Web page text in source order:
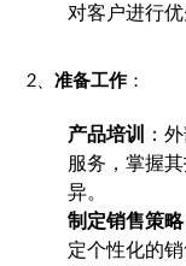
对客户进行
2、准备工作 ：
产品培训 ：
服务，掌握
异。
制定销售策略
定个性化的